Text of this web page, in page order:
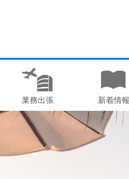
業務出張 新着情報